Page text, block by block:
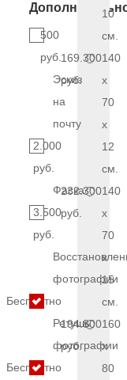
500
руб.
Эскиз
на
почту
2.000
руб.
Фаска
3.500
руб.
фотографии
Бесплатно
Ретушь
фотографии
Бесплатно
10
см.
169.300
руб.
140
x
70
x
12
см.
232.300
руб.
140
x
70
x
15
см.
194.800
руб.
160
x
80